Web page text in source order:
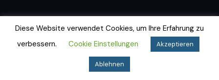
Diese Website verwendet Cookies, um Ihre Erfahrung zu
verbessern.
Cookie Einstellungen Akzeptieren
Ablehnen